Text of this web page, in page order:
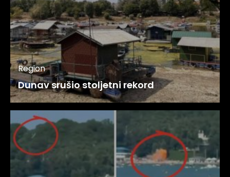
Region
Dunav srušio stoljetni rekord